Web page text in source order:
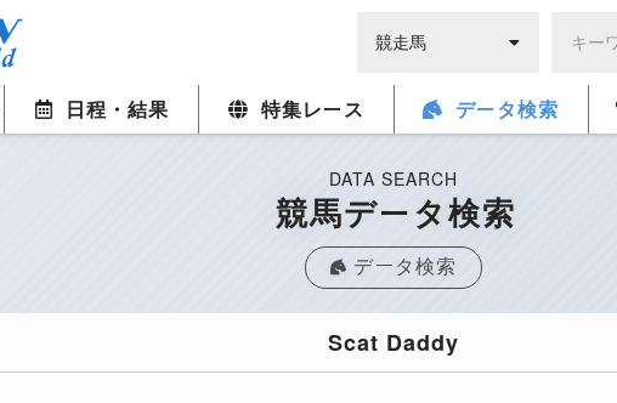
日程・結果 特集レース データ検索
DATA SEARCH
競馬データ検索
データ検索
Scat Daddy